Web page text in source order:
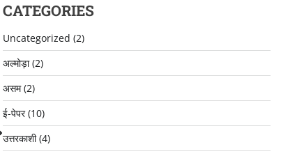
CATEGORIES
Uncategorized (2)
अल्मोड़ा(2)
असम(2)
ई-पेपर(10)
उत्तरकाशी(4)